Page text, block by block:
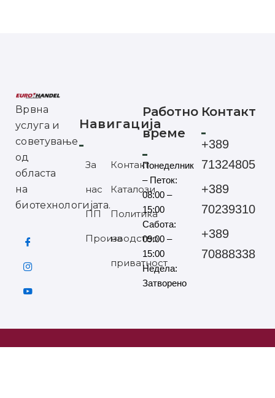
Врвна
услуга и
советување
од
областа
на
биотехнологијата.
Навигација
За
нас
ПП
Производство
Контакт
Каталози
Политика
на
приватност
Работно
време
Понеделник
– Петок:
08:00 –
15:00
Сабота:
09:00 –
15:00
Недела:
Затворено
Контакт
+389
71324805
+389
70239310
+389
70888338